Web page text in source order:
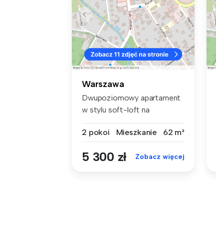
Warszawa
Dwupoziomowy apartament
w stylu soft-loft na
2 pokoi
Mieszkanie 62 m²
5 300 zł Zobacz więcej